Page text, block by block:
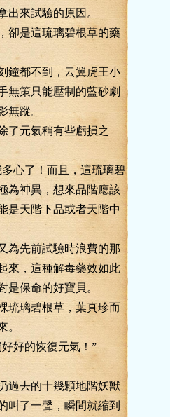
出來試驗的原因。
是這琉璃碧根草的藥
都不到，云翼虎王小
無策只能壓制的藍砂劇
無蹤。
元氣稍有些虧損之
心了！而且，這琉璃碧
為神異，想來品階應該
是天階下品或者天階中
先前試驗時浪費的那
來，這種解毒藥效如此
是保命的好寶貝。
璃碧根草，葉真珍而
。
的恢復元氣！”
去的十幾顆地階妖獸
叫了一聲，瞬間就縮到